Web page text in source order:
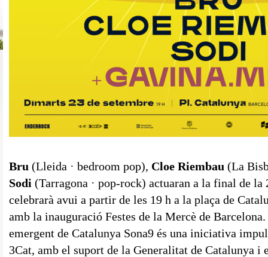
Bru (Lleida · bedroom pop), Cloe Riembau (La
Sodi (Tarragona · pop-rock) actuaran a la final de la
celebrarà avui a partir de les 19 h a la plaça de
amb la inauguració Festes de la Mercè de
emergent de Catalunya Sona9 és una iniciativa
3Cat, amb el suport de la Generalitat de Catalunya